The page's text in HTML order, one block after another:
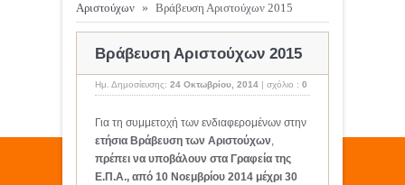
Αριστούχων » Βράβευση Αριστούχων 2015
Βράβευση Αριστούχων 2015
Ημ. Δημοσίευσης: 24 Οκτωβρίου, 2014 | σχόλιο : 0
Για τη συμμετοχή των ενδιαφερομένων στην
ετήσια Βράβευση των Αριστούχων,
πρέπει να υποβάλουν στα Γραφεία της
Ε.Π.Α., από 10 Νοεμβρίου 2014 μέχρι 30